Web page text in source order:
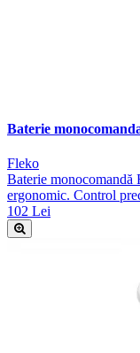
Baterie
Fleko
Baterie
ergonomic. Control
102 Lei